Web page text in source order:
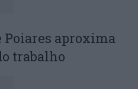
Poiares aproxima
trabalho